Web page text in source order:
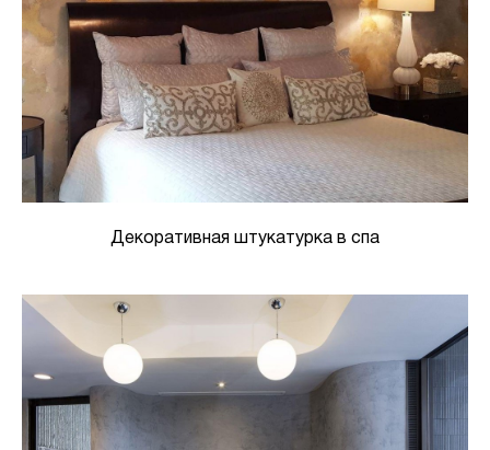
Декоративная штукатурка в спа